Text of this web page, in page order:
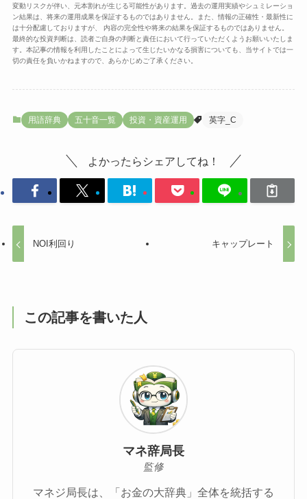
変動リスクが伴い、元本割れが生じる可能性があります。過去の運用実績やシュミレーショ
ン結果は、将来の運用成果を保証するものではありません。また、情報の正確性・最新性に
は十分配慮しておりますが、 内容の完全性や将来の結果を保証するものではありません。
最終的な投資判断は、読者ご自身の判断と責任において行っていただくようお願いいたしま
す。本記事の情報を利用したことによって生じたいかなる損害についても、当サイトでは一
切の責任を負いかねますので、あらかじめご了承ください。
用語辞典 五十音一覧 投資・資産運用 英字_C
よかったらシェアしてね！
NOI利回り キャップレート
この記事を書いた人
マネ辞局長
監修
マネジ局長は、「お金の大辞典」全体を統括する